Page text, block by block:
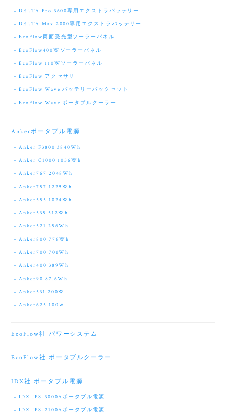
DELTA Pro 3600専用エクストラバッテリー
DELTA Max 2000専用エクストラバッテリー
EcoFlow両面受光型ソーラーパネル
EcoFlow400Wソーラーパネル
EcoFlow 110Wソーラーパネル
EcoFlow アクセサリ
EcoFlow Wave バッテリーパックセット
EcoFlow Wave ポータブルクーラー
Ankerポータブル電源
Anker F3800 3840Wh
Anker C1000 1056Wh
Anker767 2048Wh
Anker757 1229Wh
Anker555 1024Wh
Anker535 512Wh
Anker521 256Wh
Anker800 778Wh
Anker700 701Wh
Anker400 389Wh
Anker90 87.6Wh
Anker531 200W
Anker625 100ｗ
EcoFlow社 パワーシステム
EcoFlow社 ポータブルクーラー
IDX社 ポータブル電源
IDX IPS-3000Aポータブル電源
IDX IPS-2100Aポータブル電源